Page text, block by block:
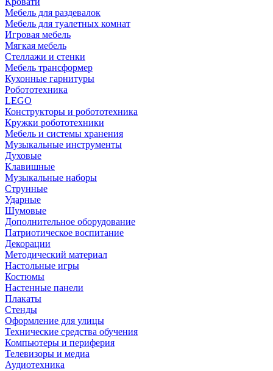
Мебель для раздевалок
Мебель для туалетных комнат
Игровая мебель
Мягкая мебель
Стеллажи и стенки
Мебель трансформер
Кухонные гарнитуры
Робототехника
LEGO
Конструкторы и робототехника
Кружки робототехники
Мебель и системы хранения
Музыкальные инструменты
Духовые
Клавишные
Музыкальные наборы
Струнные
Ударные
Шумовые
Дополнительное оборудование
Патриотическое воспитание
Декорации
Методический материал
Настольные игры
Костюмы
Настенные панели
Плакаты
Стенды
Оформление для улицы
Технические средства обучения
Компьютеры и периферия
Телевизоры и медиа
Аудиотехника